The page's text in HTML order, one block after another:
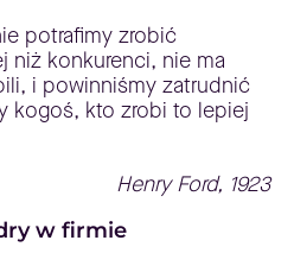
potrafimy zrobić
niż konkurenci, nie ma
i powinniśmy zatrudnić
kogoś, kto zrobi to lepiej
Henry Ford, 1923
w firmie